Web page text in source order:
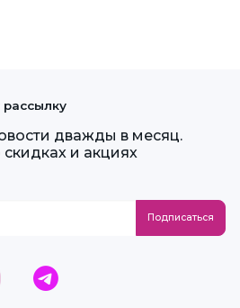
дважды в месяц.
и акциях